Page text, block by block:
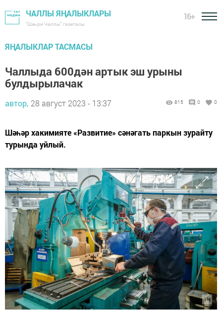
ЧАЛЛЫ ЯҢАЛЫКЛАРЫ
"Шәһри Чаллы" газетасы
16+
ЯҢАЛЫКЛАР ТАСМАСЫ
Чаллыда 600дән артык эш урыны
булдырылачак
автор, 28 август 2023 - 13:37 815 0 0
Шәһәр хакимияте «Развитие» сәнәгать паркын зурайту
турында уйлый.